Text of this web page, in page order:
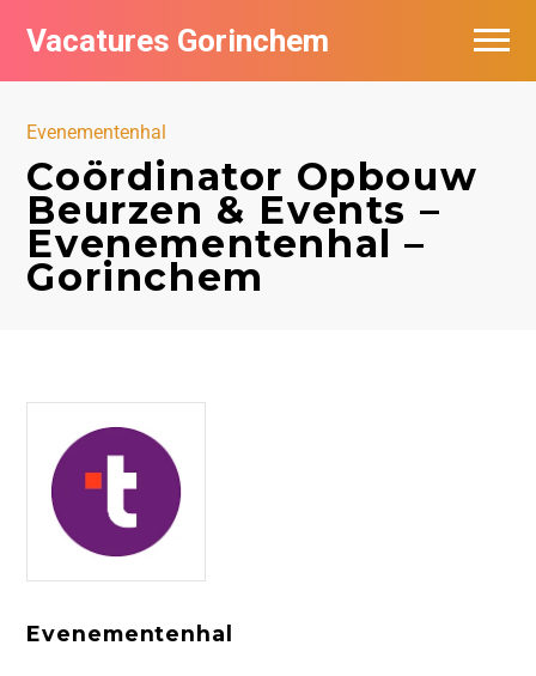
Vacatures Gorinchem
Evenementenhal
Coördinator Opbouw
Beurzen & Events –
Evenementenhal –
Gorinchem
Evenementenhal
Vacatures bij bedrijven in Gorinchem
Nieuwsbrief feed